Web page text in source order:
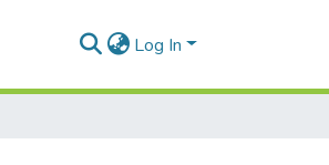
Log In